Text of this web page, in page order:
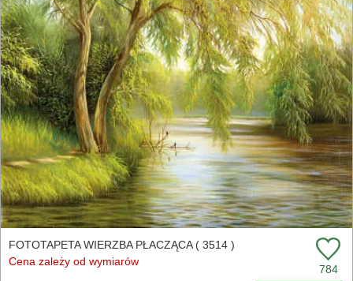
FOTOTAPETA WIERZBA PŁACZĄCA ( 3514 )
Cena zależy od wymiarów
784